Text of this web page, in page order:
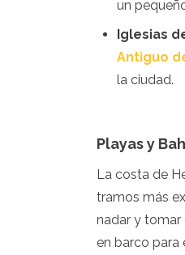
Uruguay
EE.UU.
Venezuela
África
Benín
Congo
Yibuti
Egipto
un
Iglesias
Antiguo
la ciudad.
Playas y
La costa de
tramos más
nadar y tomar
en barco para